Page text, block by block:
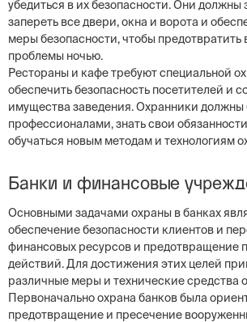
убедиться в их безопасности. Они должны
запереть все двери, окна и ворота и
меры безопасности, чтобы
проблемы ночью.
Рестораны и кафе требуют специальной
обеспечить безопасность посетителей и
имущества заведения. Охранники должны
профессионалами, знать свои
обучаться новым методам и технологиям
Банки и финансовые
Основными задачами охраны в банках
обеспечение безопасности клиентов и
финансовых ресурсов и предотвращение
действий. Для достижения этих целей
различные меры и технические средства
Первоначально охрана банков была
предотвращение и пресечение